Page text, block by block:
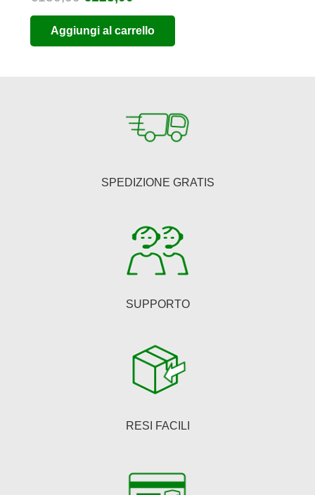
prezzo
originale
era:
prezzo
attuale
è:
Aggiungi al carrello
SPEDIZIONE GRATIS
SUPPORTO
RESI FACILI